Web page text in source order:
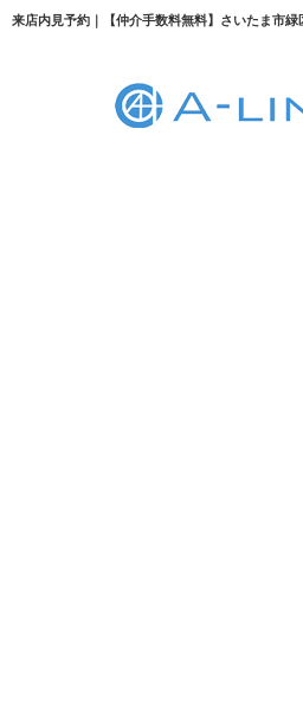
来店内見予約｜【仲介手数料無料】さいたま市